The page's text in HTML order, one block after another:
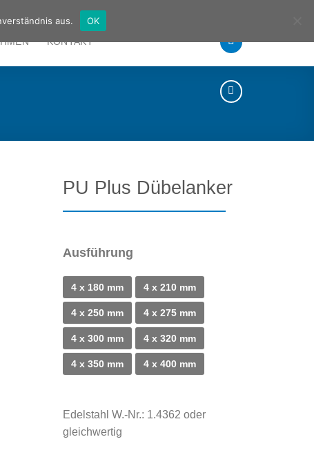
KONTAKT
PU Plus Dübelanker
Ausführung
4 x 180 mm 4 x 210 mm
4 x 250 mm 4 x 275 mm
4 x 300 mm 4 x 320 mm
4 x 350 mm 4 x 400 mm
Edelstahl W.-Nr.: 1.4362 oder
gleichwertig
aus. OK